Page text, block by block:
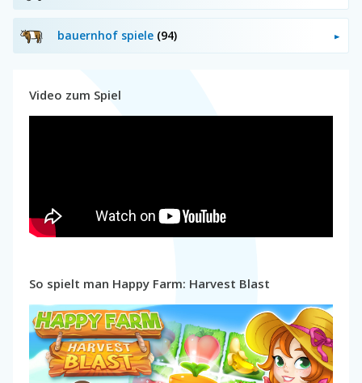
bauernhof spiele (94)
Video zum Spiel
So spielt man Happy Farm: Harvest Blast